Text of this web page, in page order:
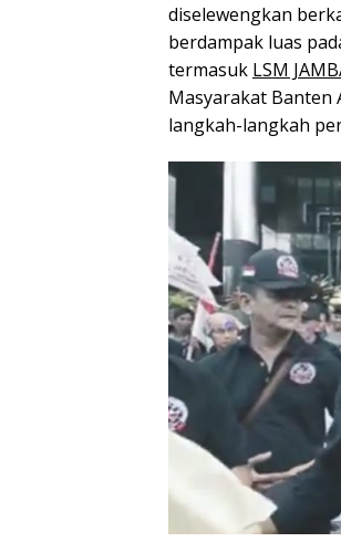
diselewengkan
berdampak luas
termasuk LSM
Masyarakat Banten
langkah-langkah